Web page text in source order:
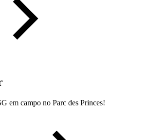
em campo no Parc des Princes!